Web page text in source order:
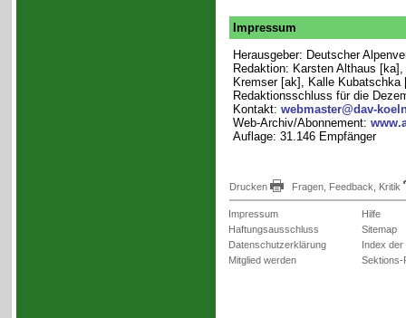
Impressum
Herausgeber: Deutscher
Redaktion: Karsten Althaus
Kremser [ak], Kalle
Redaktionsschluss für die
Kontakt: webmaster@dav-
Web-Archiv/Abonnement:
Auflage: 31.146 Empfänger
Drucken Fragen, Feedback, Kritik
Impressum
Haftungsausschluss
Datenschutzerklärung
Mitglied werden
Hilfe
Sitemap
Index der
Sektions-